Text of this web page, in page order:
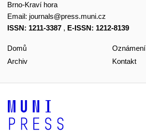
Brno-Kraví hora
Email: journals@press.muni.cz
ISSN: 1211-3387 , E-ISSN: 1212-8139
Domů
Archiv
Oznámení
Kontakt